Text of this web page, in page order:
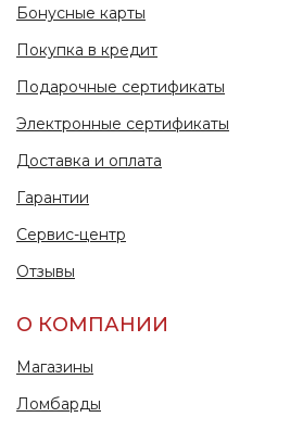
Бонусные карты
Покупка в кредит
Подарочные сертификаты
Электронные сертификаты
Доставка и оплата
Гарантии
Сервис-центр
Отзывы
О КОМПАНИИ
Магазины
Ломбарды